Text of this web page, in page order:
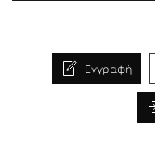
Εγγραφή